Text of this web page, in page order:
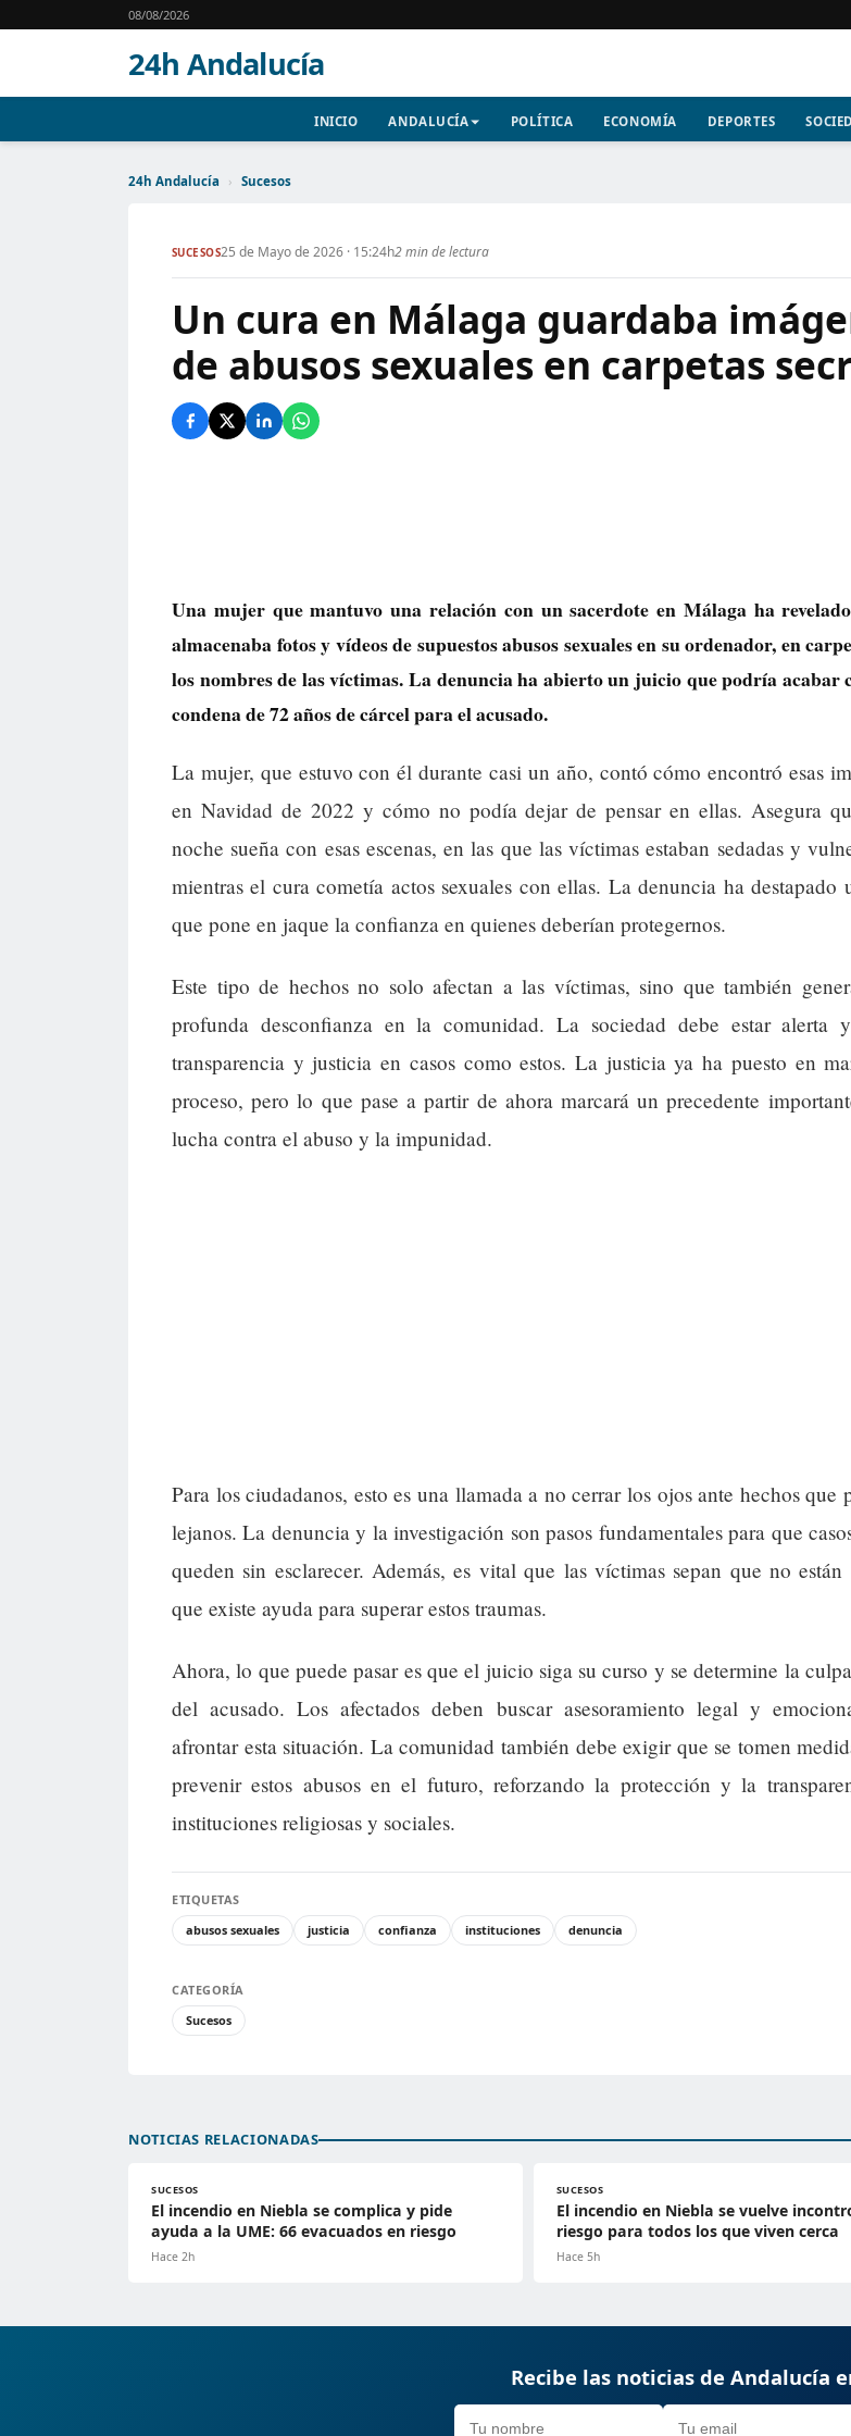
08/08/2026
24h Andalucía
INICIO ANDALUCÍA POLÍTICA ECONOMÍA DEPORTES
24h Andalucía › Sucesos
SUCESOS25 de Mayo de 2026 · 15:24h2 min de lectura
Un cura en Málaga guardaba
de abusos sexuales en carpetas
Una mujer que mantuvo una relación con un sacerdote en Málaga ha
almacenaba fotos y vídeos de supuestos abusos sexuales en su ordenador, en
los nombres de las víctimas. La denuncia ha abierto un juicio que podría acabar
condena de 72 años de cárcel para el acusado.
La mujer, que estuvo con él durante casi un año, contó cómo encontró esas
en Navidad de 2022 y cómo no podía dejar de pensar en ellas. Asegura
noche sueña con esas escenas, en las que las víctimas estaban sedadas y
mientras el cura cometía actos sexuales con ellas. La denuncia ha destapado
que pone en jaque la confianza en quienes deberían protegernos.
Este tipo de hechos no solo afectan a las víctimas, sino que también
profunda desconfianza en la comunidad. La sociedad debe estar alerta
transparencia y justicia en casos como estos. La justicia ya ha puesto en
proceso, pero lo que pase a partir de ahora marcará un precedente
lucha contra el abuso y la impunidad.
Para los ciudadanos, esto es una llamada a no cerrar los ojos ante hechos que
lejanos. La denuncia y la investigación son pasos fundamentales para que
queden sin esclarecer. Además, es vital que las víctimas sepan que no están
que existe ayuda para superar estos traumas.
Ahora, lo que puede pasar es que el juicio siga su curso y se determine la
del acusado. Los afectados deben buscar asesoramiento legal y
afrontar esta situación. La comunidad también debe exigir que se tomen
prevenir estos abusos en el futuro, reforzando la protección y la
instituciones religiosas y sociales.
ETIQUETAS
abusos sexuales
justicia confianza instituciones denuncia
CATEGORÍA
Sucesos
NOTICIAS RELACIONADAS
SUCESOS
El incendio en Niebla se complica y pide
ayuda a la UME: 66 evacuados en riesgo
Hace 2h
SUCESOS
El incendio en Niebla se vuelve
riesgo para todos los que viven cerca
Hace 5h
Recibe las noticias de Andalucía